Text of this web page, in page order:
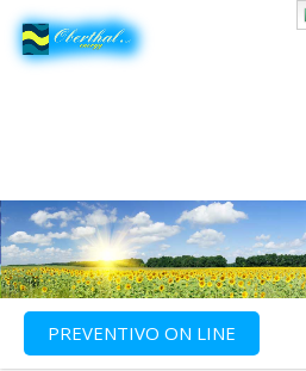
PREVENTIVO ON LINE